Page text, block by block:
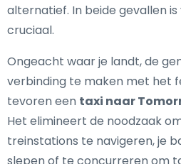
alternatief. In beide gevallen
cruciaal.
Ongeacht waar je landt, de
verbinding te maken met het
tevoren een taxi naar
Het elimineert de noodzaak
treinstations te navigeren, je